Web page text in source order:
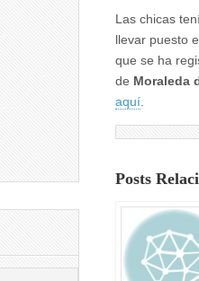
Las chicas
llevar puesto
que se ha
de Moraleda
aquí.
Posts